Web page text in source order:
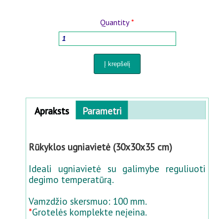
VĀZĖS AUGALAMS IR PERKĖLIMUI
PANELIŲ TVOROS 3D-2D
PREKĖS KŪDIKIAMS
PREKĖS GYVŪNAMS
Quantity*
Horizontal Tabs
Apraksts(
ti
v
e
t
a
b
)
Parametri
Rūkyklos ugniavietė (30x30x35 cm)
Ideali ugniavietė su galimybe reguliuoti
degimo temperatūrą.
Vamzdžio skersmuo: 100 mm.
*Grotelės komplekte neįeina.